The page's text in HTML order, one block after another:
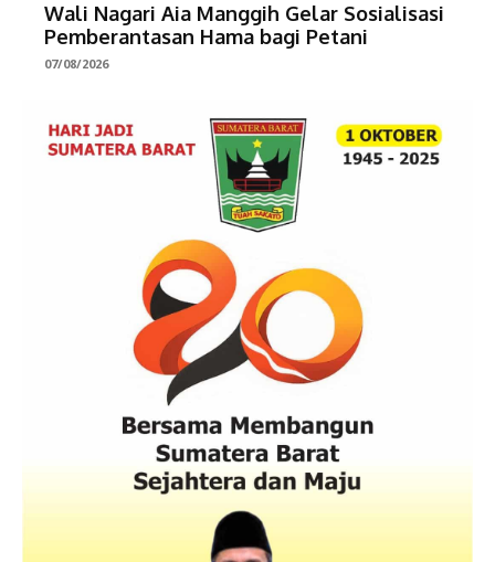
Wali Nagari Aia Manggih Gelar Sosialisasi
Pemberantasan Hama bagi Petani
07/08/2026